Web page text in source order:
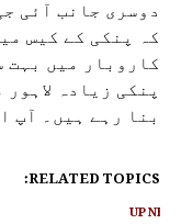
دوسری جانب آئی
کہ پنکی کے کیس
کاروبار میں بہت
پنکی زیادہ
بنا رہے ہیں۔ آپ
RELATED TOPICS:
UP